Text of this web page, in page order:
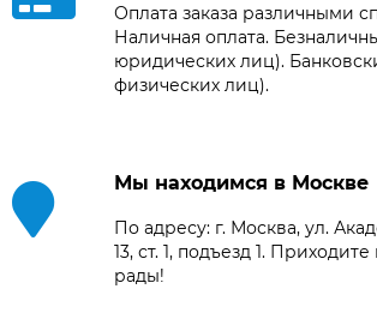
Оплата заказа различными
Наличная оплата.
юридических лиц).
физических лиц).
Мы находимся в Москве
По адресу: г. Москва, ул.
13, ст. 1, подъезд 1.
рады!